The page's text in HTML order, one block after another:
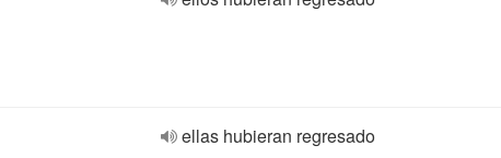
ellas hubieran regresado